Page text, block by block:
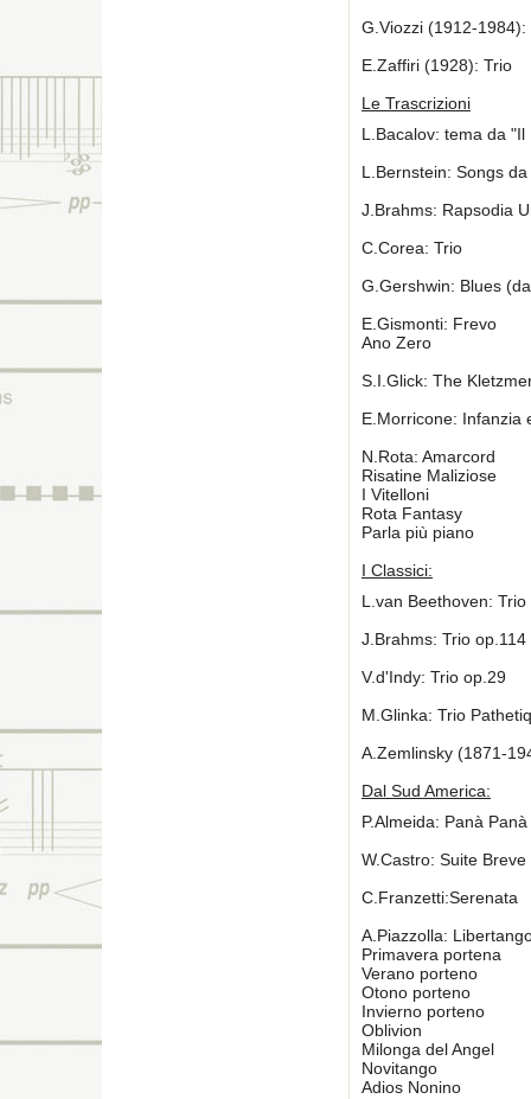
G.Viozzi (1912-1984):
E.Zaffiri (1928): Trio
Le Trascrizioni
L.Bacalov: tema da "Il
L.Bernstein: Songs
J.Brahms: Rapsodia
C.Corea: Trio
G.Gershwin: Blues
E.Gismonti: Frevo
Ano Zero
S.I.Glick: The
E.Morricone: Infanzia
N.Rota: Amarcord
Risatine Maliziose
I Vitelloni
Rota Fantasy
Parla più piano
I Classici:
L.van Beethoven:
J.Brahms: Trio op.114
V.d'Indy: Trio op.29
M.Glinka: Trio
A.Zemlinsky (1871-
Dal Sud America:
P.Almeida: Panà Panà
W.Castro: Suite
C.Franzetti:Serenata
A.Piazzolla:
Primavera portena
Verano porteno
Otono porteno
Invierno porteno
Oblivion
Milonga del Angel
Novitango
Adios Nonino